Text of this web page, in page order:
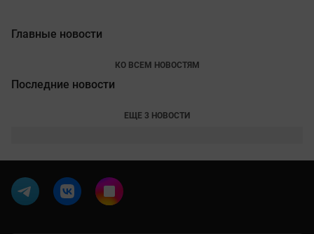
Главные новости
КО ВСЕМ НОВОСТЯМ
Последние новости
ЕЩЕ 3 НОВОСТИ